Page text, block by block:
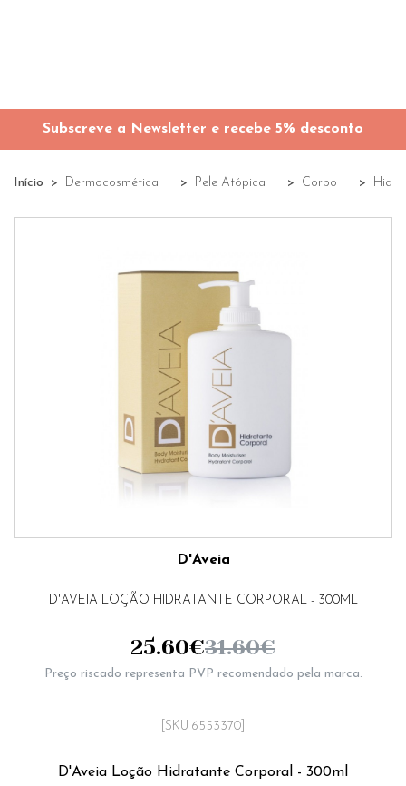
Subscreve a Newsletter e recebe 5% desconto
Início Dermocosmética Pele Atópica Corpo
D'Aveia
D'AVEIA LOÇÃO HIDRATANTE CORPORAL - 300ML
D'Aveia Loção Hidratante Corporal - 300ml
[SKU 6553370]
25.60€31.60€
Preço riscado representa PVP recomendado pela marca.